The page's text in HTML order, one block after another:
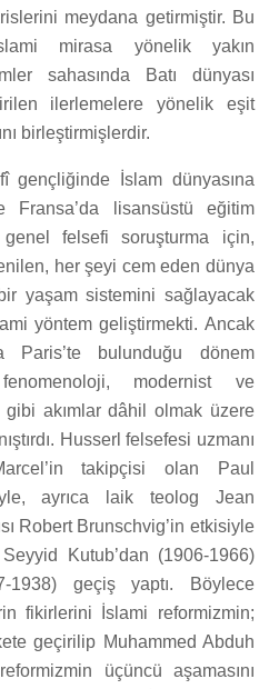
meydana getirmiştir. Bu
mirasa yönelik yakın
sahasında Batı dünyası
ilerlemelere yönelik eşit
birleştirmişlerdir.
gençliğinde İslam dünyasına
Fransa’da lisansüstü eğitim
genel felsefi soruşturma için,
her şeyi cem eden dünya
yaşam sistemini sağlayacak
yöntem geliştirmekti. Ancak
Paris’te bulunduğu dönem
modernist ve
akımlar dâhil olmak üzere
Husserl felsefesi uzmanı
takipçisi olan Paul
ayrıca laik teolog Jean
Robert Brunschvig’in etkisiyle
Kutub’dan (1906-1966)
1938) geçiş yaptı. Böylece
fikirlerini İslami reformizmin;
geçirilip Muhammed Abduh
üçüncü aşamasını